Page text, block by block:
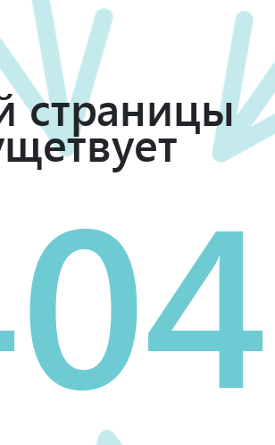
страницы